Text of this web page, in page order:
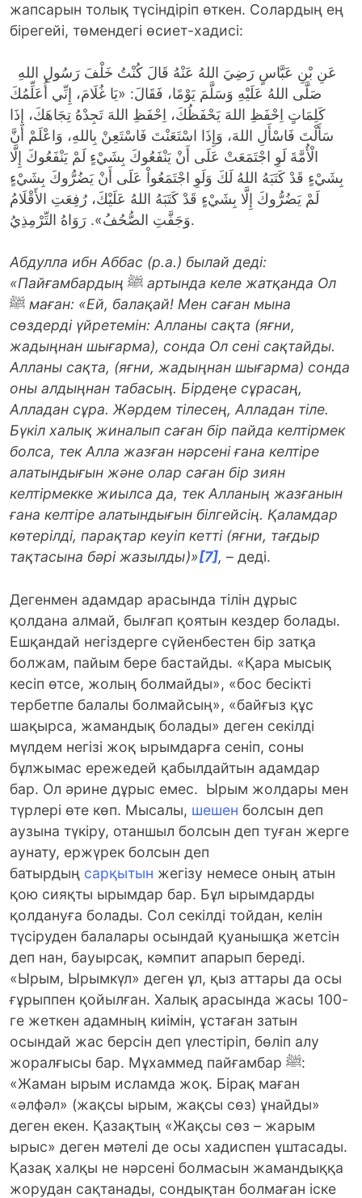
жапсарын толық түсіндіріп өткен. Солардың ең
бірегейі, төмендегі өсиет-хадисі:
صَلَّى اللهُ عَلَيْهِ وَسَلَّمَ يَوْمًا، فَقَالَ: «يَا غُلَامَ، إِنِّي أُعَلِّمُكَ
كَلِمَاتٍ اِحْفَظِ اللهَ يَحْفَظُكَ، اِحْفَظِ اللهَ تَجِدْهُ تِجَاهَكَ، إِذَا
سَأَلْتَ فَاسْأَلِ اللهَ، وَإِذَا اسْتَعَنْتَ فَاسْتَعِنْ بِاللهِ، وَاعْلَمْ أَنَّ
الْأُمَّةَ لَوِ اجْتَمَعَتْ عَلَى أَنْ يَنْفَعُوكَ بِشَيْءٍ لَمْ يَنْفَعُوكَ إِلَّا
بِشَيْءٍ قَدْ كَتَبَهُ اللهُ لَكَ وَلَوِ اجْتَمَعُواْ عَلَى أَنْ يَضُرُّوكَ بِشَيْءٍ
لَمْ يَضُرُّوكَ إِلَّا بِشَيْءٍ قَدْ كَتَبَهُ اللهُ عَلَيْكَ، رُفِعَتِ الأَقْلَامُ
وَجَفَّتِ الصُّحُفُ». رَوَاهُ التِّرْمِذِيُ.
Абдулла ибн Аббас (р.а.) былай деді:
«Пайғамбардың ﷺ артында келе жатқанда Ол
ﷺ маған: «Ей, балақай! Мен саған мына
сөздерді үйретемін: Алланы сақта (яғни,
жадыңнан шығарма), сонда Ол сені сақтайды.
Алланы сақта, (яғни, жадыңнан шығарма) сонда
оны алдыңнан табасың. Бірдеңе сұрасаң,
Алладан сұра. Жәрдем тілесең, Алладан тіле.
Бүкіл халық жиналып саған бір пайда келтірмек
болса, тек Алла жазған нәрсені ғана келтіре
алатындығын және олар саған бір зиян
келтірмекке жиылса да, тек Алланың жазғанын
ғана келтіре алатындығын білгейсің. Қаламдар
көтерілді, парақтар кеуіп кетті (яғни, тағдыр
тақтасына бәрі жазылды)»[7], – деді.
Дегенмен адамдар арасында тілін дұрыс
қолдана алмай, былғап қоятын кездер болады.
Ешқандай негіздерге сүйенбестен бір затқа
болжам, пайым бере бастайды. «Қара мысық
кесіп өтсе, жолың болмайды», «бос бесікті
тербетпе балалы болмайсың», «байғыз құс
шақырса, жамандық болады» деген секілді
мүлдем негізі жоқ ырымдарға сеніп, соны
бұлжымас ережедей қабылдайтын адамдар
бар. Ол әрине дұрыс емес. Ырым жолдары мен
түрлері өте көп. Мысалы, шешен болсын деп
аузына түкіру, отаншыл болсын деп туған жерге
аунату, ержүрек болсын деп
батырдың сарқытын жегізу немесе оның атын
қою сияқты ырымдар бар. Бұл ырымдарды
қолдануға болады. Сол секілді тойдан, келін
түсіруден балалары осындай қуанышқа жетсін
деп нан, бауырсақ, кәмпит апарып береді.
«Ырым, Ырымкүл» деген ұл, қыз аттары да осы
ғұрыппен қойылған. Халық арасында жасы 100-
ге жеткен адамның киімін, ұстаған затын
осындай жас берсін деп үлестіріп, бөліп алу
жоралғысы бар. Мұхаммед пайғамбар ﷺ:
«Жаман ырым исламда жоқ. Бірақ маған
«әлфәл» (жақсы ырым, жақсы сөз) ұнайды»
деген екен. Қазақтың «Жақсы сөз – жарым
ырыс» деген мәтелі де осы хадиспен ұштасады.
Қазақ халқы не нәрсені болмасын жамандыққа
жорудан сақтанады, сондықтан болмаған іске